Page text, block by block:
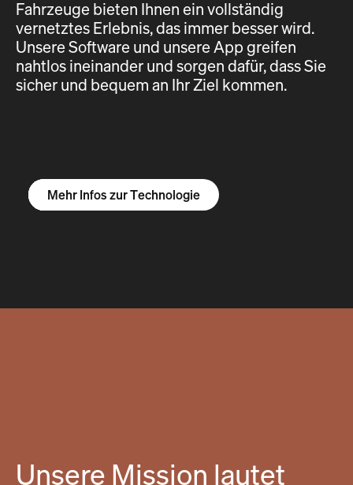
Fahrzeuge bieten Ihnen ein vollständig
vernetztes Erlebnis, das immer besser wird.
Unsere Software und unsere App greifen
nahtlos ineinander und sorgen dafür, dass Sie
sicher und bequem an Ihr Ziel kommen.
Mehr Infos zum R1S
Mehr Infos zum R1T
Mehr Infos zu Vans
Mehr Infos zur Technologie
Unsere Mission lautet